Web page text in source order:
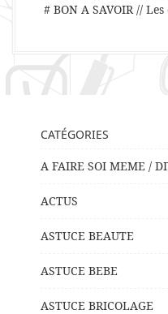
# BON A SAVOIR //
CATÉGORIES
A FAIRE SOI MEME /
ACTUS
ASTUCE BEAUTE
ASTUCE BEBE
ASTUCE BRICOLAGE